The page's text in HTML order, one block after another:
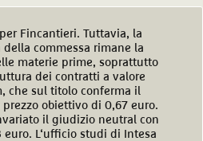
Fincantieri. Tuttavia, la
commessa rimane la
materie prime, soprattutto
dei contratti a valore
che sul titolo conferma il
obiettivo di 0,67 euro.
il giudizio neutral con
L‘ufficio studi di Intesa